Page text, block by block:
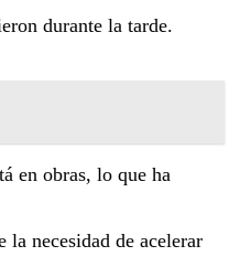
durante la tarde.
en obras, lo que ha
necesidad de acelerar